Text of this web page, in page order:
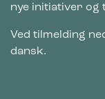
nye initiativer og
Ved tilmelding
dansk.